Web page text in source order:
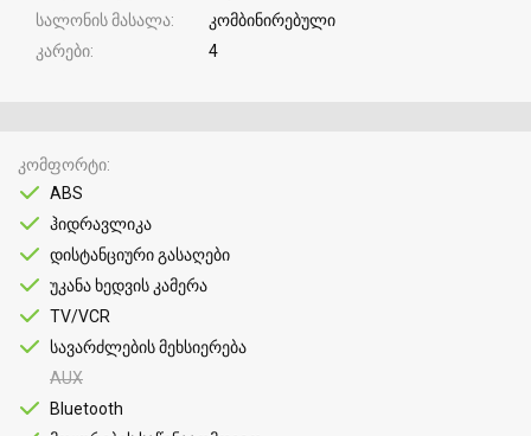
სალონის მასალა
კომბინირებული
კარები
4
კომფორტი
ABS
ჰიდრავლიკა
დისტანციური გასაღები
უკანა ხედვის კამერა
TV/VCR
სავარძლების მეხსიერება
AUX
Bluetooth